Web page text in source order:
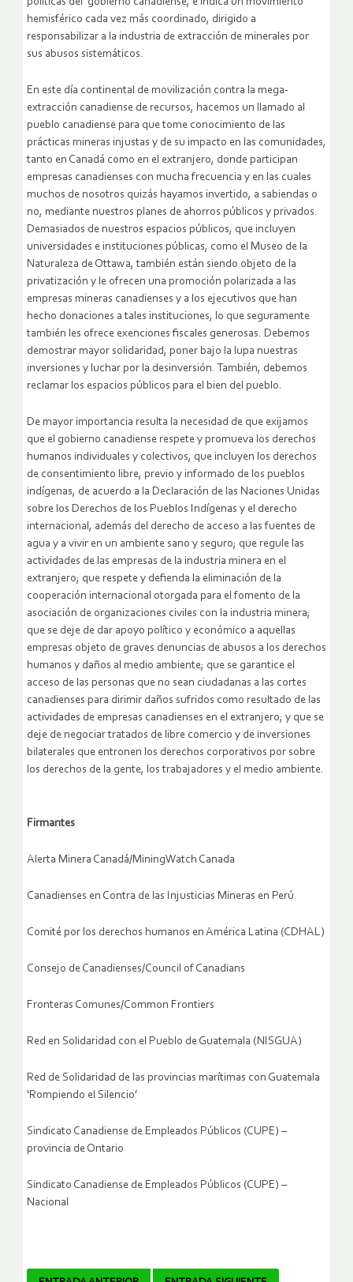
hemisférico cada vez más coordinado, dirigido a
responsabilizar a la industria de extracción de minerales por
sus abusos sistemáticos.
En este día continental de movilización contra la mega-
extracción canadiense de recursos, hacemos un llamado al
pueblo canadiense para que tome conocimiento de las
prácticas mineras injustas y de su impacto en las comunidades,
tanto en Canadá como en el extranjero, donde participan
empresas canadienses con mucha frecuencia y en las cuales
muchos de nosotros quizás hayamos invertido, a sabiendas o
no, mediante nuestros planes de ahorros públicos y privados.
Demasiados de nuestros espacios públicos, que incluyen
universidades e instituciones públicas, como el Museo de la
Naturaleza de Ottawa, también están siendo objeto de la
privatización y le ofrecen una promoción polarizada a las
empresas mineras canadienses y a los ejecutivos que han
hecho donaciones a tales instituciones, lo que seguramente
también les ofrece exenciones fiscales generosas. Debemos
demostrar mayor solidaridad, poner bajo la lupa nuestras
inversiones y luchar por la desinversión. También, debemos
reclamar los espacios públicos para el bien del pueblo.
De mayor importancia resulta la necesidad de que exijamos
que el gobierno canadiense respete y promueva los derechos
humanos individuales y colectivos, que incluyen los derechos
de consentimiento libre, previo y informado de los pueblos
indígenas, de acuerdo a la Declaración de las Naciones Unidas
sobre los Derechos de los Pueblos Indígenas y el derecho
internacional, además del derecho de acceso a las fuentes de
agua y a vivir en un ambiente sano y seguro; que regule las
actividades de las empresas de la industria minera en el
extranjero; que respete y defienda la eliminación de la
cooperación internacional otorgada para el fomento de la
asociación de organizaciones civiles con la industria minera;
que se deje de dar apoyo político y económico a aquellas
empresas objeto de graves denuncias de abusos a los derechos
humanos y daños al medio ambiente; que se garantice el
acceso de las personas que no sean ciudadanas a las cortes
canadienses para dirimir daños sufridos como resultado de las
actividades de empresas canadienses en el extranjero; y que se
deje de negociar tratados de libre comercio y de inversiones
bilaterales que entronen los derechos corporativos por sobre
los derechos de la gente, los trabajadores y el medio ambiente.
Firmantes
Alerta Minera Canadá/MiningWatch Canada
Canadienses en Contra de las Injusticias Mineras en Perú
Comité por los derechos humanos en América Latina (CDHAL)
Consejo de Canadienses/Council of Canadians
Fronteras Comunes/Common Frontiers
Red en Solidaridad con el Pueblo de Guatemala (NISGUA)
Red de Solidaridad de las provincias marítimas con Guatemala
‘Rompiendo el Silencio’
Sindicato Canadiense de Empleados Públicos (CUPE) –
provincia de Ontario
Sindicato Canadiense de Empleados Públicos (CUPE) –
Nacional